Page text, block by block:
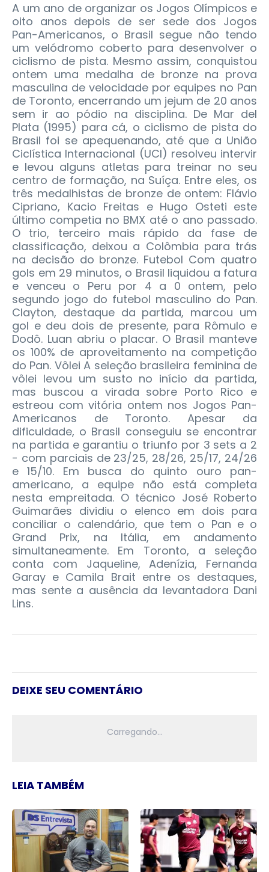
A um ano de organizar os Jogos Olímpicos e
oito anos depois de ser sede dos Jogos
Pan-Americanos, o Brasil segue não tendo
um velódromo coberto para desenvolver o
ciclismo de pista. Mesmo assim, conquistou
ontem uma medalha de bronze na prova
masculina de velocidade por equipes no Pan
de Toronto, encerrando um jejum de 20 anos
sem ir ao pódio na disciplina. De Mar del
Plata (1995) para cá, o ciclismo de pista do
Brasil foi se apequenando, até que a União
Ciclística Internacional (UCI) resolveu intervir
e levou alguns atletas para treinar no seu
centro de formação, na Suíça. Entre eles, os
três medalhistas de bronze de ontem: Flávio
Cipriano, Kacio Freitas e Hugo Osteti este
último competia no BMX até o ano passado.
O trio, terceiro mais rápido da fase de
classificação, deixou a Colômbia para trás
na decisão do bronze. Futebol Com quatro
gols em 29 minutos, o Brasil liquidou a fatura
e venceu o Peru por 4 a 0 ontem, pelo
segundo jogo do futebol masculino do Pan.
Clayton, destaque da partida, marcou um
gol e deu dois de presente, para Rômulo e
Dodô. Luan abriu o placar. O Brasil manteve
os 100% de aproveitamento na competição
do Pan. Vôlei A seleção brasileira feminina de
vôlei levou um susto no início da partida,
mas buscou a virada sobre Porto Rico e
estreou com vitória ontem nos Jogos Pan-
Americanos de Toronto. Apesar da
dificuldade, o Brasil conseguiu se encontrar
na partida e garantiu o triunfo por 3 sets a 2
- com parciais de 23/25, 28/26, 25/17, 24/26
e 15/10. Em busca do quinto ouro pan-
americano, a equipe não está completa
nesta empreitada. O técnico José Roberto
Guimarães dividiu o elenco em dois para
conciliar o calendário, que tem o Pan e o
Grand Prix, na Itália, em andamento
simultaneamente. Em Toronto, a seleção
conta com Jaqueline, Adenízia, Fernanda
Garay e Camila Brait entre os destaques,
mas sente a ausência da levantadora Dani
Lins.
DEIXE SEU COMENTÁRIO
LEIA TAMBÉM